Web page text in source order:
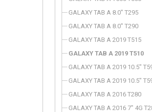
GALAXY TAB A 8.0" T295
GALAXY TAB A 8.0" T290
GALAXY TAB A 2019 T515
GALAXY TAB A 2019 T510
GALAXY TAB A 2019 10.5"
GALAXY TAB A 2019 10.5"
GALAXY TAB A 2016 T280
GALAXY TAB A 2016 7" 4G